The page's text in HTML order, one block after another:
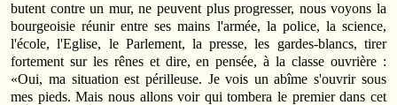
butent contre un mur, ne peuvent plus progresser, nous voyons la
bourgeoisie réunir entre ses mains l'armée, la police, la science,
l'école, l'Eglise, le Parlement, la presse, les gardes-blancs, tirer
fortement sur les rênes et dire, en pensée, à la classe ouvrière :
«Oui, ma situation est périlleuse. Je vois un abîme s'ouvrir sous
mes pieds. Mais nous allons voir qui tombera le premier dans cet